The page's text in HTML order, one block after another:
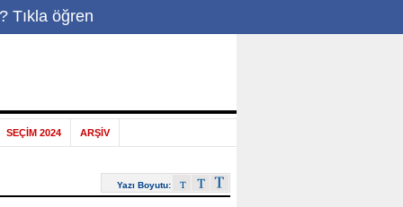
Tıkla öğren
|
SEÇİM 2024 ARŞİV
Yazı Boyutu: